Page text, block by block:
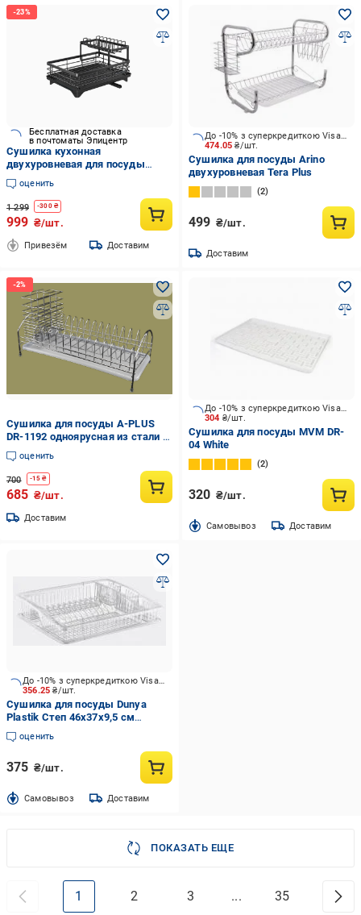
Бесплатная доставка
в почтоматы Эпицентр
Сушилка кухонная
двухуровневая для посуды
BauTech из нержавеющей стали
со сливом и держателем для
приборов (35914298)
оценить
1 299 -300₴
999 ₴/шт.
Привезём Доставим
474.05₴/шт.
До -10% з суперкредиткою Visa Вигода
Сушилка для посуды Arino
двухуровневая Tera Plus
2
499 ₴/шт.
Доставим
Сушилка для посуды А-PLUS
DR-1192 одноярусная из стали с
хромированным покрытием
оценить
700 -15 ₴
685 ₴/шт.
Доставим
304 ₴/шт.
До -10% з суперкредиткою Visa Вигода
Сушилка для посуды MVM DR-
04 White
2
320 ₴/шт.
Cамовывоз Доставим
356.25₴/шт.
До -10% з суперкредиткою Visa Вигода
Сушилка для посуды Dunya
Plastik Степ 46х37х9,5 см
прозрачная
оценить
375 ₴/шт.
Cамовывоз Доставим
ПОКАЗАТЬ ЕЩЕ
1 2 3 ... 35